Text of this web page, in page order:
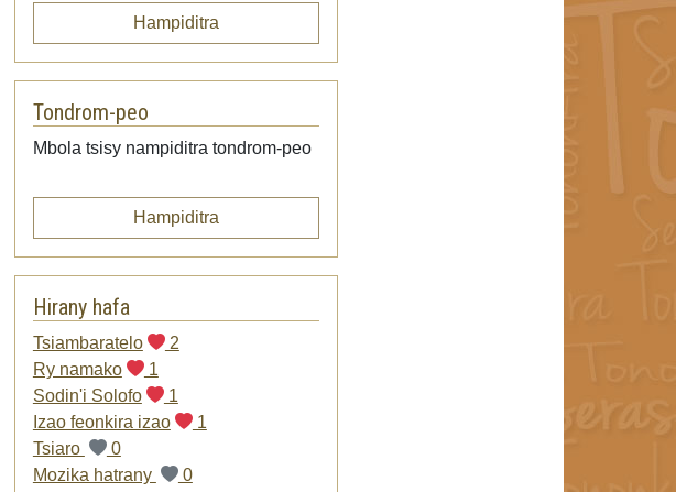
Hampiditra
Tondrom-peo
Mbola tsisy nampiditra tondrom-peo
Hampiditra
Hirany hafa
Tsiambaratelo
2
Ry namako
1
Sodin'i Solofo
1
Izao feonkira izao
1
Tsiaro
0
Mozika hatrany
0